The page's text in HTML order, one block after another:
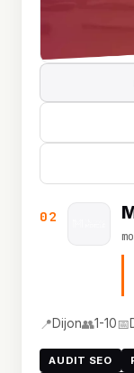
02
📍Dijon👥1-10📅
AUDIT SEO